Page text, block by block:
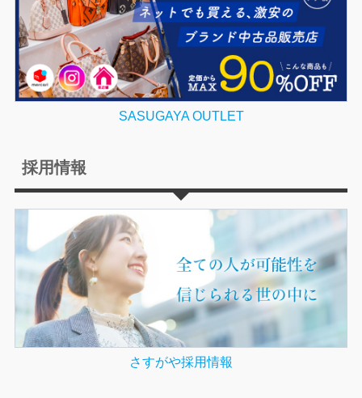
SASUGAYA OUTLET
採用情報
さすがや採用情報